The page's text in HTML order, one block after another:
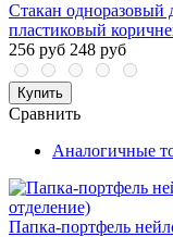
Стакан одноразовый
пластиковый
256 руб 248 руб
Купить
Сравнить
Аналогичные
Папка-портфель